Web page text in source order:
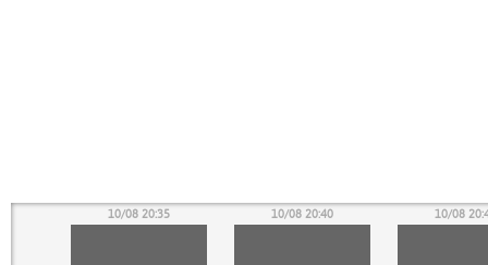
10/08 20:35 10/08 20:40 10/08